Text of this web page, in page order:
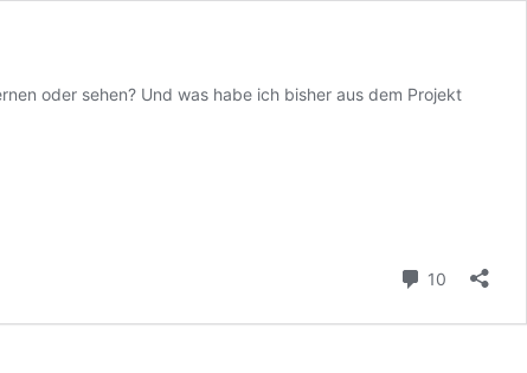
oder sehen? Und was habe ich bisher aus dem Projekt
10